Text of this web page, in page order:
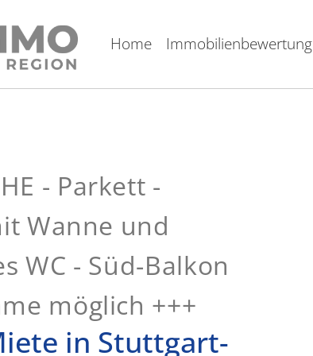
Home Immobilienbewertung
- Parkett -
Wanne und
WC - Süd-Balkon
möglich +++
in Stuttgart-